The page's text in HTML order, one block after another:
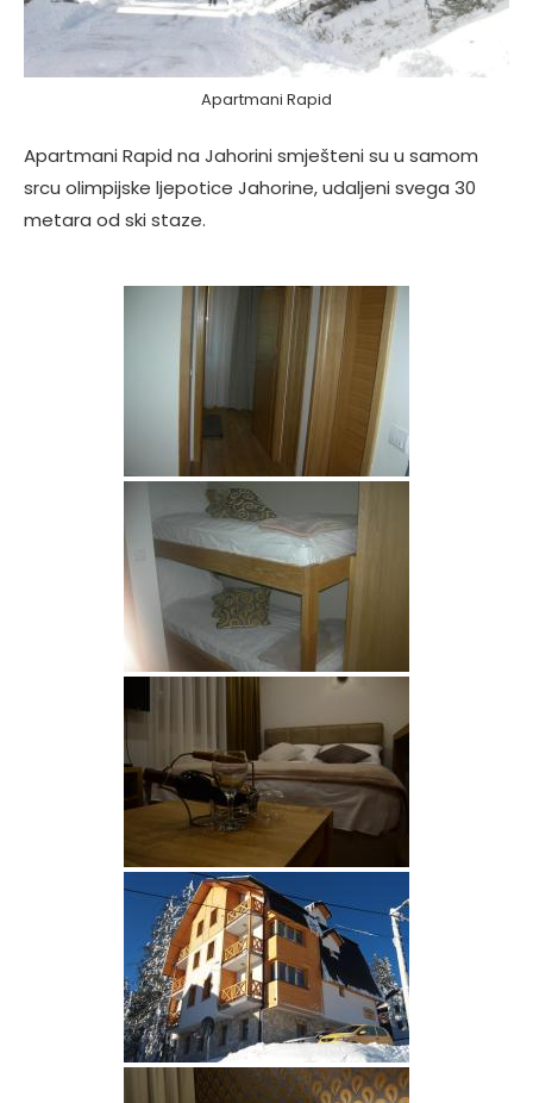
Apartmani Rapid
Apartmani Rapid na Jahorini smješteni su u samom
srcu olimpijske ljepotice Jahorine, udaljeni svega 30
metara od ski staze.